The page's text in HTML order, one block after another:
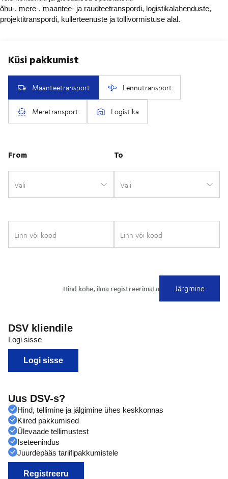
õhu-, mere-, maantee- ja raudteetranspordi, logistikalahenduste,
projektitranspordi, kullerteenuste ja tollivormistuse alal.
DSV kliendile
Logi sisse
Logi sisse
Uus DSV-s?
Hind, tellimine ja jälgimine ühes keskkonnas
Kiired pakkumised
Ülevaade tellimustest
Iseteenindus
Juurdepääs tariifipakkumistele
Registreeru